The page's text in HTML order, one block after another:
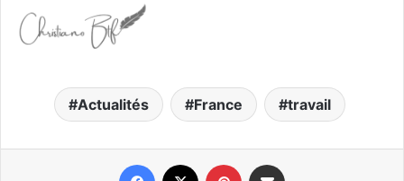
Actualités France travail
Facebook Pinterest